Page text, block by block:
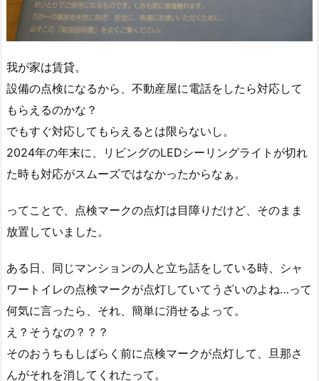
我が家は賃貸。
設備の点検になるから、不動産屋に電話をしたら対応して
もらえるのかな？
でもすぐ対応してもらえるとは限らないし。
2024年の年末に、リビングのLEDシーリングライトが切れ
た時も対応がスムーズではなかったからなぁ。
ってことで、点検マークの点灯は目障りだけど、そのまま
放置していました。
ある日、同じマンションの人と立ち話をしている時、シャ
ワートイレの点検マークが点灯していてうざいのよね…って
何気に言ったら、それ、簡単に消せるよって。
え？そうなの？？？
そのおうちもしばらく前に点検マークが点灯して、旦那さ
んがそれを消してくれたって。